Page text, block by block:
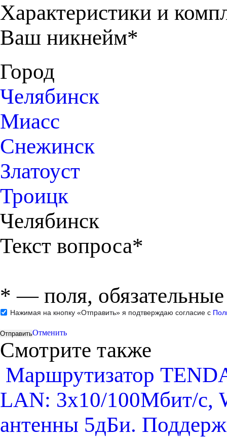
Характеристики и
Ваш никнейм*
Город
Челябинск
Миасс
Снежинск
Златоуст
Троицк
Челябинск
Текст вопроса*
* — поля,
Нажимая на кнопку «Отправить» я подтверждаю согласие с
Отменить
Смотрите также
Маршрутизатор
LAN: 3х10/100Мбит/с,
антенны 5дБи.